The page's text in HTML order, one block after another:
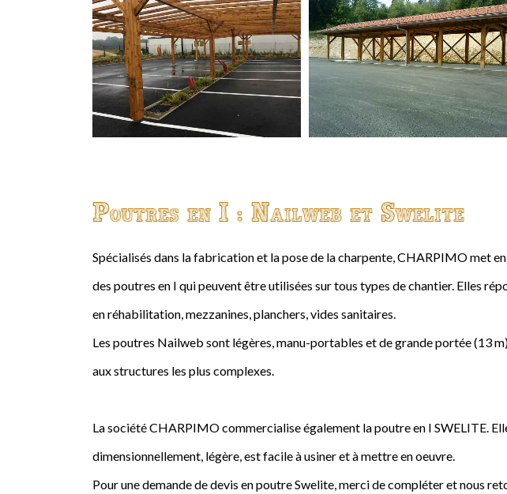
Poutres en I : Nailweb et Swelite
Spécialisés dans la fabrication et la pose de la charpente, CHARPIMO met
des poutres en I qui peuvent être utilisées sur tous types de chantier. Elles
en réhabilitation, mezzanines, planchers, vides sanitaires.
Les poutres Nailweb sont légères, manu-portables et de grande portée (13
aux structures les plus complexes.
La société CHARPIMO commercialise également la poutre en I SWELITE.
dimensionnellement, légère, est facile à usiner et à mettre en oeuvre.
Pour une demande de devis en poutre Swelite, merci de compléter et nous